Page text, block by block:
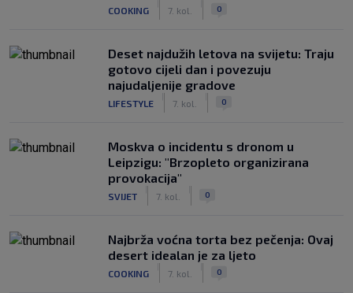
COOKING 7. kol. 0
Deset najdužih letova na svijetu: Traju
gotovo cijeli dan i povezuju
najudaljenije gradove
LIFESTYLE 7. kol. 0
Moskva o incidentu s dronom u
Leipzigu: "Brzopleto organizirana
provokacija"
SVIJET 7. kol. 0
Najbrža voćna torta bez pečenja: Ovaj
desert idealan je za ljeto
COOKING 7. kol. 0